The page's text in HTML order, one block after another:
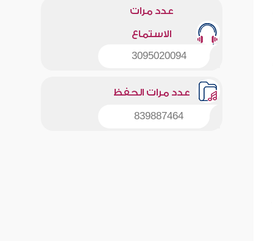
عدد مرات
الاستماع
3095020094
عدد مرات الحفظ
839887464